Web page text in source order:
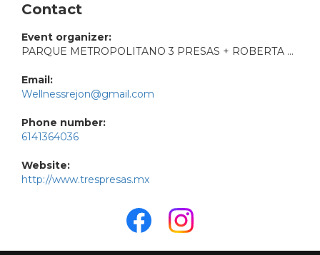
Contact
Event organizer:
PARQUE METROPOLITANO 3 PRESAS + ROBERTA FITNESS AND HEALTH
Email:
Wellnessrejon@gmail.com
Phone number:
6141364036
Website:
http://www.trespresas.mx